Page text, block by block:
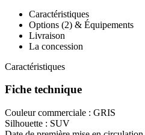
Caractéristiques
Options (2) & Équipements
Livraison
La concession
Caractéristiques
Fiche technique
Couleur commerciale : GRIS
Silhouette : SUV